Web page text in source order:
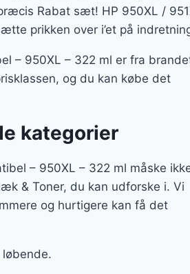
Rabat sæt! HP 950XL /
prikken over i’et på
– 950XL – 322 ml er fra
og du kan købe det
kategorier
– 950XL – 322 ml måske
& Toner, du kan udforske i. Vi
og hurtigere kan få det